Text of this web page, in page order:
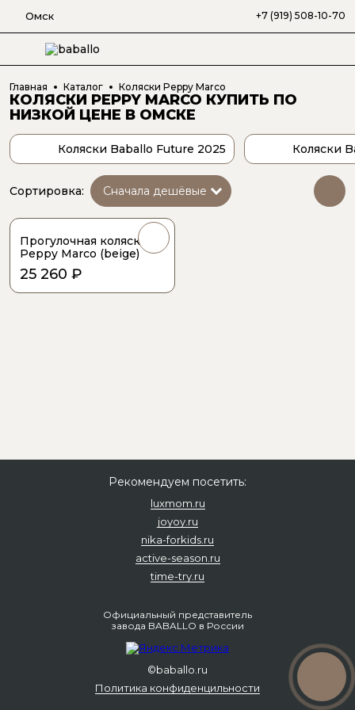
Омск +7 (919) 508-10-70
Главная Каталог Коляски Peppy Marco
КОЛЯСКИ PEPPY MARCO КУПИТЬ ПО
НИЗКОЙ ЦЕНЕ В ОМСКЕ
Коляски Baballo Future 2025 Коляски
Сортировка:
Прогулочная коляска
Peppy Marco (beige)
25 260 ₽
Рекомендуем посетить:
luxmom.ru
joyoy.ru
nika-forkids.ru
active-season.ru
time-try.ru
Официальный представитель
завода BABALLO в России
©baballo.ru
Политика конфиденцильности